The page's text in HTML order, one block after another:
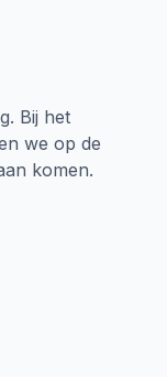
Bij het
we op de
komen.